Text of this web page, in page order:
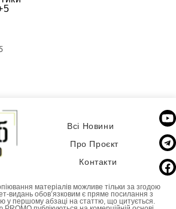
Всі Новини
Про Проєкт
Контакти
матеріалів можливе тільки за згодою
видань обовʼязковим є пряме посилання з
у першому абзаці на статтю, що цитується.